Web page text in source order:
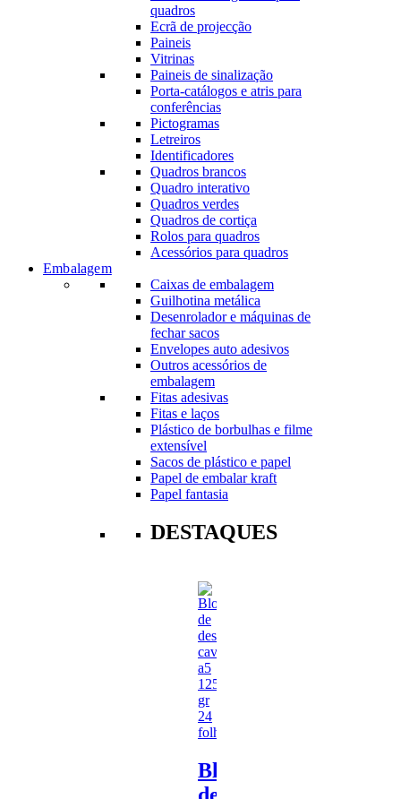
quadros
Ecrã de projecção
Paineis
Vitrinas
Paineis de sinalização
Porta-catálogos e atris para
conferências
Pictogramas
Letreiros
Identificadores
Quadros brancos
Quadro interativo
Quadros verdes
Quadros de cortiça
Rolos para quadros
Acessórios para quadros
Embalagem
Caixas de embalagem
Guilhotina metálica
Desenrolador e máquinas de
fechar sacos
Envelopes auto adesivos
Outros acessórios de
embalagem
Fitas adesivas
Fitas e laços
Plástico de borbulhas e filme
extensível
Sacos de plástico e papel
Papel de embalar kraft
Papel fantasia
DESTAQUES
Bloco
de